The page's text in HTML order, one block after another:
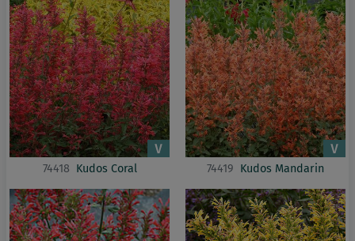
74418 Kudos Coral 74419 Kudos Mandarin